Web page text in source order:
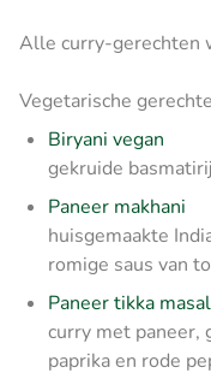
Alle curry-gerechten
Vegetarische
Biryani vegan
gekruide
Paneer makhani
huisgemaakte
romige saus van
Paneer tikka
curry met paneer,
paprika en rode